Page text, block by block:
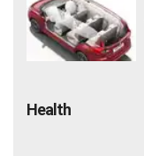
Health